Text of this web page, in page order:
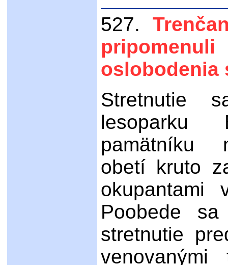
527.
oslobodenia
Stretnutie
lesoparku
pamätníku
obetí kruto
Poobede
stretnutie
venovanými